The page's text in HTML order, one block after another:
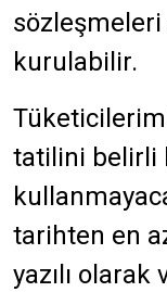
sözleşmeleri
kurulabilir.
tatilini belirli
tarihten en
yazılı olarak